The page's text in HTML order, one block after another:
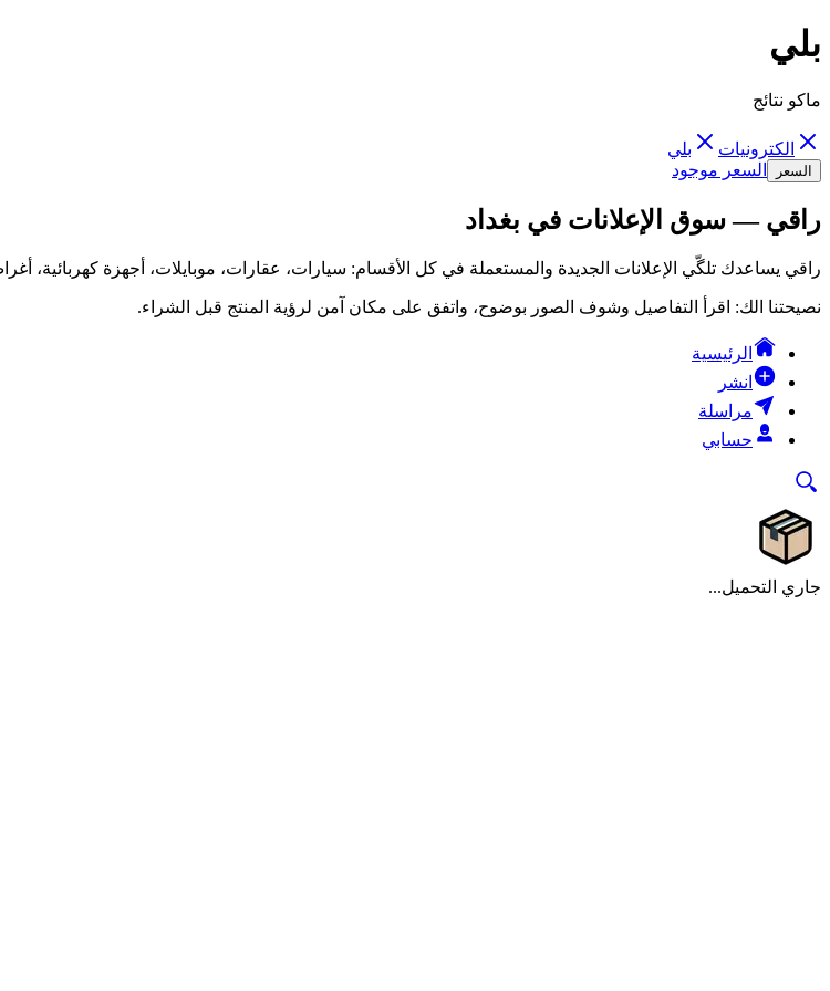
بلي
ماكو نتائج
الكترونيات بلي
السعر السعر موجود
راقي — سوق الإعلانات في بغداد
راقي يساعدك تلگّي الإعلانات الجديدة والمستعملة في كل الأقسام: سيارات، عقارات، موبايلات، أجهزة كهربائية،
نصيحتنا الك: اقرأ التفاصيل وشوف الصور بوضوح، واتفق على مكان آمن لرؤية المنتج قبل الشراء.
الرئيسية
انشر
مراسلة
حسابي
جاري التحميل...